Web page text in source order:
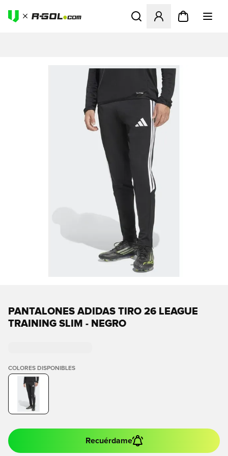
Abre un modal para iniciar
PANTALONES ADIDAS TIRO 26 LEAGUE
TRAINING SLIM - NEGRO
COLORES DISPONIBLES
Recuérdame